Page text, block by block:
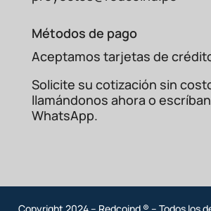
Métodos de pago
Aceptamos tarjetas de
Solicite su cotización sin
llamándonos ahora o
WhatsApp.